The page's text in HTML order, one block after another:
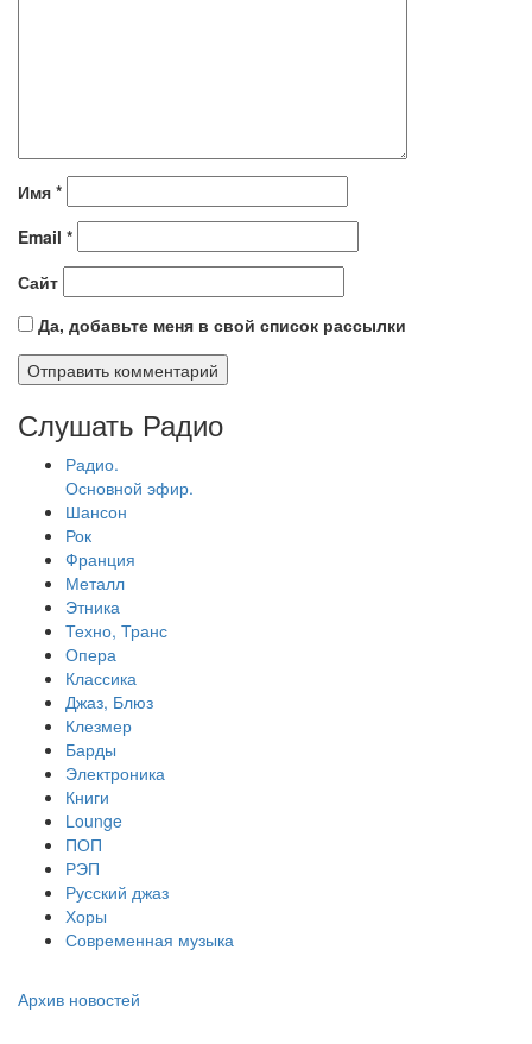
Имя *
Email *
Сайт
Да, добавьте меня в свой список рассылки
Слушать Радио
Радио.
Основной эфир.
Шансон
Рок
Франция
Металл
Этника
Техно, Транс
Опера
Классика
Джаз, Блюз
Клезмер
Барды
Электроника
Книги
Lounge
ПОП
РЭП
Русский джаз
Хоры
Современная музыка
Архив новостей